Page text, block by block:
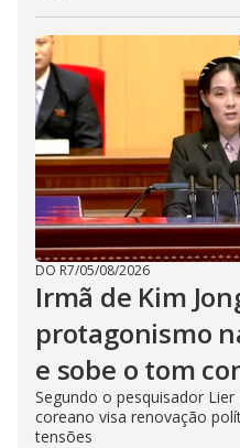
DO R7/05/08/2026
Irmã de Kim
protagonismo
e sobe o tom
Segundo o pesquisador
coreano visa renovação
tensões